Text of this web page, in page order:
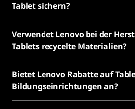
Tablet sichern?
Verwendet Lenovo bei der
Tablets recycelte Materialien?
Bietet Lenovo Rabatte auf
Bildungseinrichtungen an?